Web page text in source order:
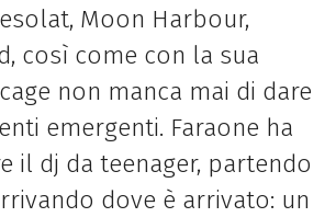
Moon Harbour,
così come con la sua
non manca mai di dare
emergenti. Faraone ha
il dj da teenager, partendo
dove è arrivato: un